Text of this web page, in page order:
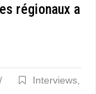
régionaux a
/ Interviews